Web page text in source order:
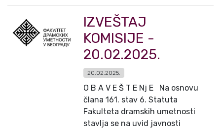
IZVEŠTAJ
KOMISIJE -
20.02.2025.
20.02.2025.
O B A V E Š T E Nj E Na osnovu
člana 161. stav 6. Statuta
Fakulteta dramskih umetnosti
stavlja se na uvid javnosti